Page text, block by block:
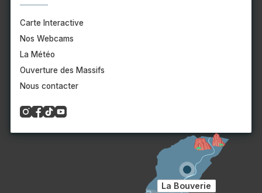
Carte Interactive
Nos Webcams
La Météo
Ouverture des Massifs
Nous contacter
La Bouverie